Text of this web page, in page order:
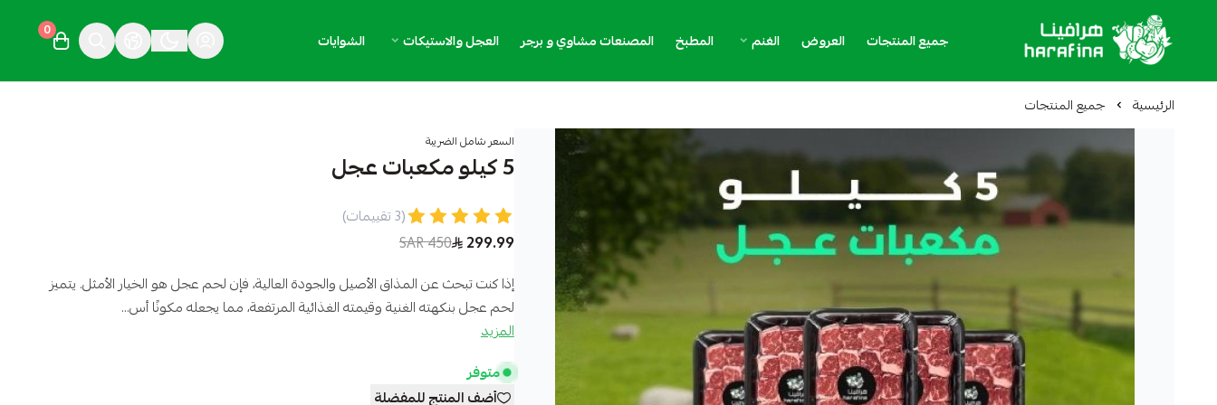
هرافينا جميع المنتجات العروض الغنم المطبخ المصنعات مشاوي و برجر العجل والاستيكات الشوايات 0
الرئيسية جميع المنتجات
السعر شامل الضريبة
5 كيلو مكعبات عجل
(3 تقييمات)
299.99
450 SAR
إذا كنت تبحث عن المذاق الأصيل والجودة العالية، فإن لحم عجل هو الخيار الأمثل. يتميز
لحم عجل بنكهته الغنية وقيمته الغذائية المرتفعة، مما يجعله مكونًا أس...
المزيد
متوفر
أضف المنتج للمفضلة